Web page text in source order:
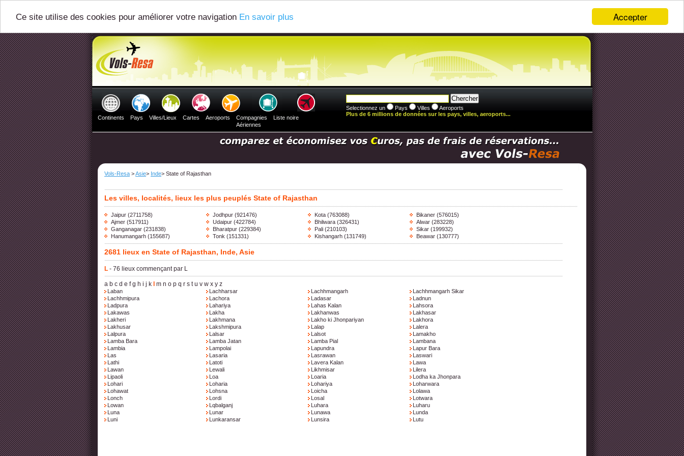
Accepter
Ce site utilise des cookies pour améliorer votre navigation En savoir plus
Continents Pays Villes/Lieux Cartes Aeroports
Compagnies
Aériennes
Liste noire
Selectionnez un Pays Villes
Aeroports
Plus de 6 millions de données sur les pays, villes, aeroports...
Vols-Resa >Asie> Inde> State of Rajasthan
Les villes, localités, lieux les plus peuplés State of Rajasthan
Jaipur (2711758) Jodhpur (921476) Kota (763088) Bikaner (576015)
Ajmer (517911) Udaipur (422784) Bhilwara (326431) Alwar (283228)
Ganganagar (231838) Bharatpur (229384) Pali (210103) Sikar (199932)
Hanumangarh (155687) Tonk (151331) Kishangarh (131749) Beawar (130777)
2681 lieux en State of Rajasthan, Inde, Asie
L - 76 lieux commençant par L
a b c d e fg h i j k m n o p q r s tu v w x y z
Laban Lachharsar Lachhmangarh
Lachhmangarh Sikar
Lachhmipura
Lachora Ladasar
Ladnun
Ladpura
Lahariya Lahas Kalan
Lahsora
Lakawas
Lakha Lakhanwas
Lakhasar
Lakheri
Lakhmana Lakho ki Jhonpariyan
Lakhora
Lakhusar
Lakshmipura Lalap
Lalera
Lalpura
Lalsar Lalsot
Lamakho
Lamba Bara
Lamba Jatan Lamba Pial
Lambana
Lambia
Lampolai Lapundra
Lapur Bara
Las
Lasaria Lasrawan
Laswari
Lathi
Latoti Lavera Kalan
Lawa
Lawan
Lewali Likhmisar
Lilera
Lipaoli
Loa Loaria
Lodha ka Jhonpara
Lohari
Loharia Lohariya
Loharwara
Lohawat
Lohsna Loicha
Lolawa
Lonch
Lordi Losal
Lotwara
Lowan
Lqbalganj Luhara
Luharu
Luna
Lunar Lunawa
Lunda
Luni
Lunkaransar Lunsira Lutu